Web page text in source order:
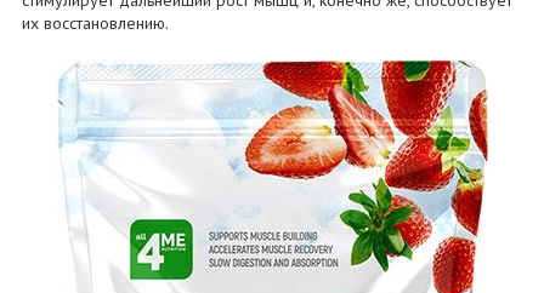
их восстановлению.